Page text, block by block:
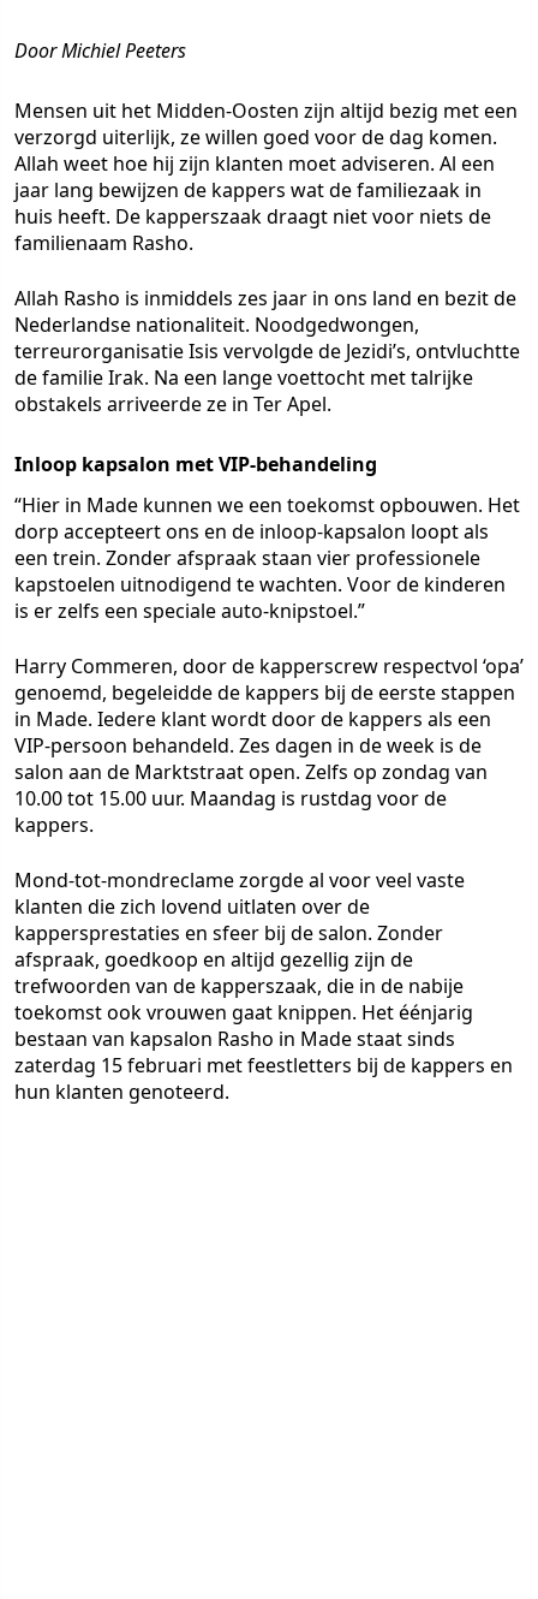
Door Michiel Peeters
Mensen uit het Midden-Oosten zijn altijd bezig met een
verzorgd uiterlijk, ze willen goed voor de dag komen.
Allah weet hoe hij zijn klanten moet adviseren. Al een
jaar lang bewijzen de kappers wat de familiezaak in
huis heeft. De kapperszaak draagt niet voor niets de
familienaam Rasho.
Allah Rasho is inmiddels zes jaar in ons land en bezit de
Nederlandse nationaliteit. Noodgedwongen,
terreurorganisatie Isis vervolgde de Jezidi’s, ontvluchtte
de familie Irak. Na een lange voettocht met talrijke
obstakels arriveerde ze in Ter Apel.
Inloop kapsalon met VIP-behandeling
“Hier in Made kunnen we een toekomst opbouwen. Het
dorp accepteert ons en de inloop-kapsalon loopt als
een trein. Zonder afspraak staan vier professionele
kapstoelen uitnodigend te wachten. Voor de kinderen
is er zelfs een speciale auto-knipstoel.”
Harry Commeren, door de kapperscrew respectvol ‘opa’
genoemd, begeleidde de kappers bij de eerste stappen
in Made. Iedere klant wordt door de kappers als een
VIP-persoon behandeld. Zes dagen in de week is de
salon aan de Marktstraat open. Zelfs op zondag van
10.00 tot 15.00 uur. Maandag is rustdag voor de
kappers.
Mond-tot-mondreclame zorgde al voor veel vaste
klanten die zich lovend uitlaten over de
kappersprestaties en sfeer bij de salon. Zonder
afspraak, goedkoop en altijd gezellig zijn de
trefwoorden van de kapperszaak, die in de nabije
toekomst ook vrouwen gaat knippen. Het éénjarig
bestaan van kapsalon Rasho in Made staat sinds
zaterdag 15 februari met feestletters bij de kappers en
hun klanten genoteerd.